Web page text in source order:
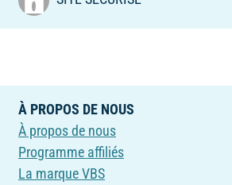
À PROPOS DE NOUS
À propos de nous
Programme affiliés
La marque VBS